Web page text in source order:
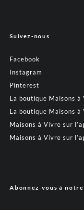
Suivez-nous
Facebook
Instagram
Pinterest
La boutique Maisons à
La boutique Maisons à
Maisons à Vivre sur
Maisons à Vivre sur
Abonnez-vous à